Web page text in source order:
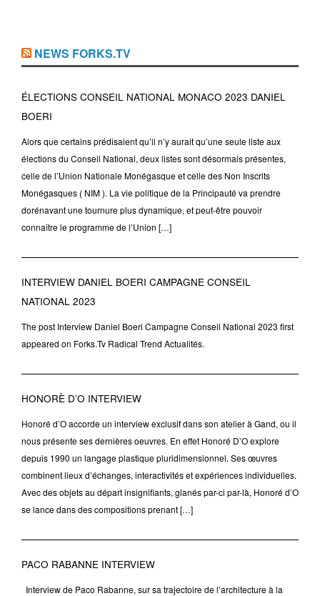
NEWS FORKS.TV
ÉLECTIONS CONSEIL NATIONAL MONACO 2023 DANIEL
BOERI
Alors que certains prédisaient qu’il n’y aurait qu’une seule liste aux
élections du Conseil National, deux listes sont désormais présentes,
celle de l’Union Nationale Monégasque et celle des Non Inscrits
Monégasques ( NIM ). La vie politique de la Principauté va prendre
dorénavant une tournure plus dynamique, et peut-être pouvoir
connaître le programme de l’Union […]
INTERVIEW DANIEL BOERI CAMPAGNE CONSEIL
NATIONAL 2023
The post Interview Daniel Boeri Campagne Conseil National 2023 first
appeared on Forks.Tv Radical Trend Actualités.
HONORÈ D’O INTERVIEW
Honoré d’O accorde un interview exclusif dans son atelier à Gand, ou il
nous présente ses dernières oeuvres. En effet Honoré D’O explore
depuis 1990 un langage plastique pluridimensionnel. Ses œuvres
combinent lieux d’échanges, interactivités et expériences individuelles.
Avec des objets au départ insignifiants, glanés par-ci par-là, Honoré d’O
se lance dans des compositions prenant […]
PACO RABANNE INTERVIEW
Interview de Paco Rabanne, sur sa trajectoire de l’architecture à la